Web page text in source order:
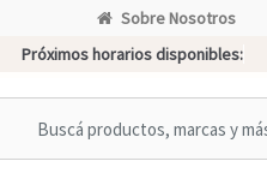
Sobre Nosotros
Próximos horarios disponibles: